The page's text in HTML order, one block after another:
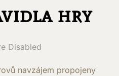
hry
Disabled
navzájem propojeny